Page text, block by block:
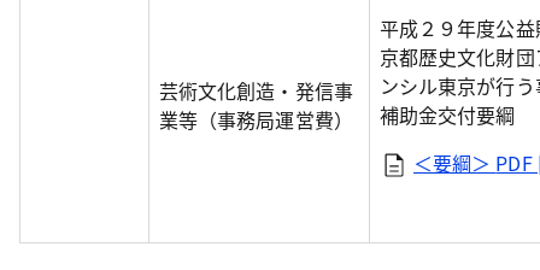
芸術文化創造・発信事
業等（事務局運営費）
平成２９年度公
京都歴史文化財
ンシル東京が行
補助金交付要綱
＜要綱＞